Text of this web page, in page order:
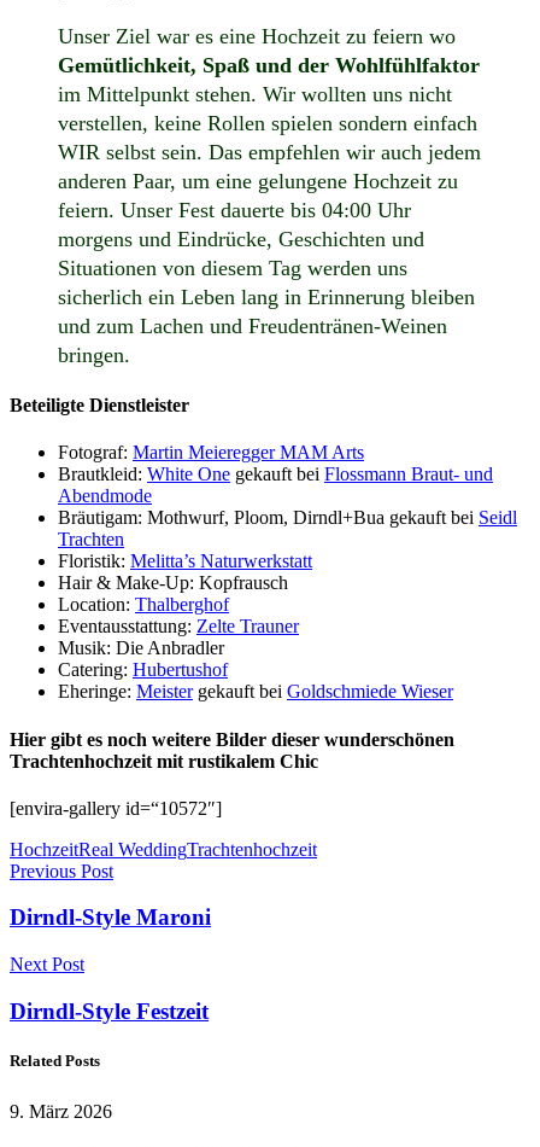
Unser Ziel war es eine Hochzeit zu feiern wo
Gemütlichkeit, Spaß und der Wohlfühlfaktor
im Mittelpunkt stehen. Wir wollten uns nicht
verstellen, keine Rollen spielen sondern einfach
WIR selbst sein. Das empfehlen wir auch jedem
anderen Paar, um eine gelungene Hochzeit zu
feiern. Unser Fest dauerte bis 04:00 Uhr
morgens und Eindrücke, Geschichten und
Situationen von diesem Tag werden uns
sicherlich ein Leben lang in Erinnerung bleiben
und zum Lachen und Freudentränen-Weinen
bringen.
Beteiligte Dienstleister
Fotograf: Martin Meieregger MAM Arts
Brautkleid: White One gekauft bei Flossmann Braut- und
Abendmode
Bräutigam: Mothwurf, Ploom, Dirndl+Bua gekauft bei Seidl
Trachten
Floristik: Melitta’s Naturwerkstatt
Hair & Make-Up: Kopfrausch
Location: Thalberghof
Eventausstattung: Zelte Trauner
Musik: Die Anbradler
Catering: Hubertushof
Eheringe: Meistergekauft bei Goldschmiede Wieser
Hier gibt es noch weitere Bilder dieser wunderschönen
Trachtenhochzeit mit rustikalem Chic
[envira-gallery id=“10572″]
HochzeitReal WeddingTrachtenhochzeit
Previous Post
Dirndl-Style Maroni
Next Post
Dirndl-Style Festzeit
Related Posts
9. März 2026